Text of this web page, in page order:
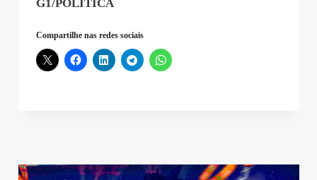
G1/POLÍTICA
Compartilhe nas redes sociais